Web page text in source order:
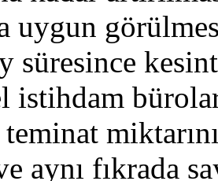
uygun
süresince
istihdam
aynı fıkrada